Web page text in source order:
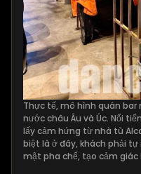
Thực tế, mô hình quán
nước châu Âu và Úc. Nổi
lấy cảm hứng từ nhà tù
biệt là ở đây, khách phải
mật pha chế, tạo cảm